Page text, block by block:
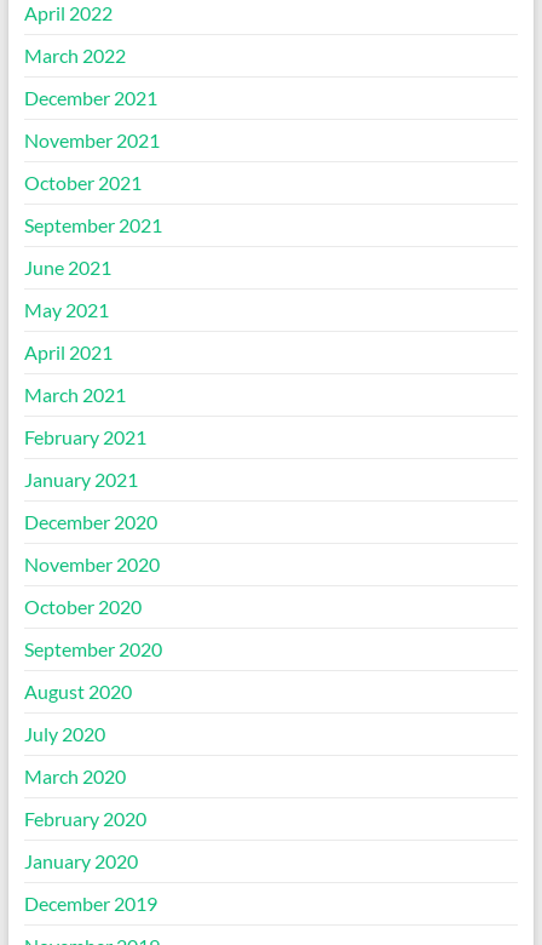
April 2022
March 2022
December 2021
November 2021
October 2021
September 2021
June 2021
May 2021
April 2021
March 2021
February 2021
January 2021
December 2020
November 2020
October 2020
September 2020
August 2020
July 2020
March 2020
February 2020
January 2020
December 2019